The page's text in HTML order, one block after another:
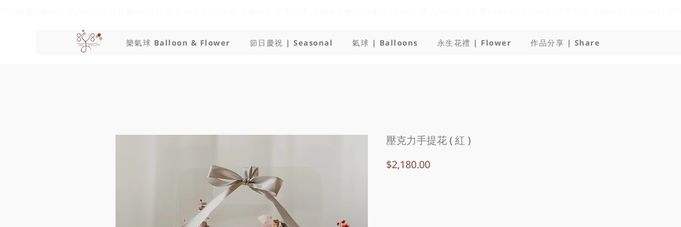
樂氣球 Balloon & Flower 節日慶祝 | Seasonal 氣球 | Balloons 永生花禮 | Flower 作品分享 | Share
壓克力手提花 ( 紅 )
$2,180.00價